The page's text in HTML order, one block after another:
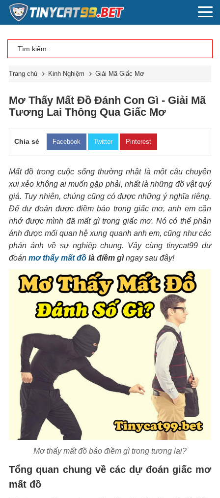
Trang chủ Kinh Nghiệm Giải Mã Giấc Mơ
Mơ Thấy Mất Đồ Đánh Con Gì - Giải Mã
Tương Lai Thông Qua Giấc Mơ
Chia sẻ Facebook Twitter Pinterest
Mất đồ trong cuộc sống thường nhật là một câu chuyện
xui xẻo không ai muốn gặp phải, nhất là những đồ vật quý
giá. Tuy nhiên, chúng cũng có được những ý nghĩa riêng.
Để dự đoán được điềm báo trong giấc mơ, anh em cần
nhớ được mình đã mất gì trong giấc mơ. Nó có thể phản
ánh được mối quan hệ xung quanh anh em, cũng như các
phản ánh về sự nghiệp chung. Vậy cùng tinycat99 dự
đoán mơ thấy mất đồ là điềm gìngay sau đây!
Mơ thấy mất đồ báo điềm gì trong tương lai?
Tổng quan chung về các dự đoán giấc mơ
mất đồ